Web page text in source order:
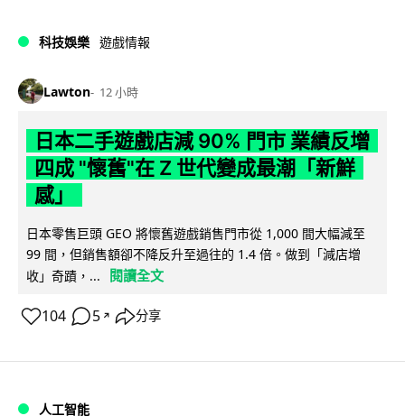
科技娛樂 遊戲情報
Lawton 12 小時
日本二手遊戲店減 90% 門市 業績反增
四成 "懷舊"在 Z 世代變成最潮「新鮮
感」
日本零售巨頭 GEO 將懷舊遊戲銷售門市從 1,000 間大幅減至
99 間，但銷售額卻不降反升至過往的 1.4 倍。做到「減店增
收」奇蹟，...
閱讀全文
104 5 ↗ 分享
人工智能